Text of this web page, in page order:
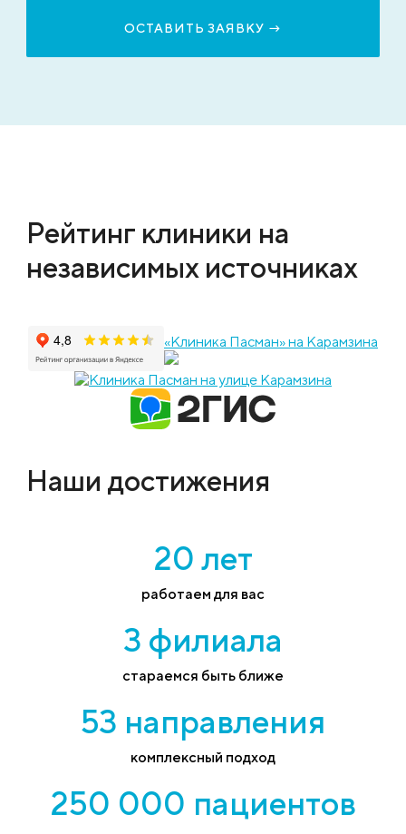
Рейтинг клиники на
независимых источниках
«Клиника Пасман» на Карамзина
Наши достижения
20 лет
работаем для вас
3 филиала
стараемся быть ближе
53 направления
комплексный подход
250 000 пациентов